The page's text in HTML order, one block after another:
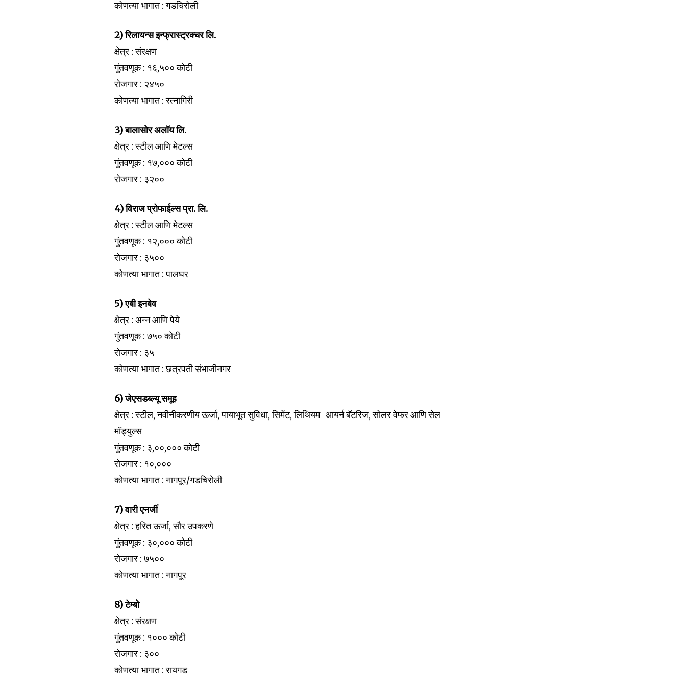
कोणत्या भागात : गडचिरोली
2) रिलायन्स इन्फ्रास्ट्रक्चर लि.
क्षेत्र : संरक्षण
गुंतवणूक : १६,५०० कोटी
रोजगार : २४५०
कोणत्या भागात : रत्नागिरी
3) बालासोर अलॉय लि.
क्षेत्र : स्टील आणि मेटल्स
गुंतवणूक : १७,००० कोटी
रोजगार : ३२००
4) विराज प्रोफाईल्स प्रा. लि.
क्षेत्र : स्टील आणि मेटल्स
गुंतवणूक : १२,००० कोटी
रोजगार : ३५००
कोणत्या भागात : पालघर
5) एबी इनबेव
क्षेत्र : अन्न आणि पेये
गुंतवणूक : ७५० कोटी
रोजगार : ३५
कोणत्या भागात : छत्रपती संभाजीनगर
6) जेएसडब्ल्यू समूह
क्षेत्र : स्टील, नवीनीकरणीय ऊर्जा, पायाभूत सुविधा, सिमेंट, लिथियम-आयर्न बॅटरिज, सोलर वेफर आणि सेल
मॉड्युल्स
गुंतवणूक : ३,००,००० कोटी
रोजगार : १०,०००
कोणत्या भागात : नागपूर/गडचिरोली
7) वारी एनर्जी
क्षेत्र : हरित ऊर्जा, सौर उपकरणे
गुंतवणूक : ३०,००० कोटी
रोजगार : ७५००
कोणत्या भागात : नागपूर
8) टेम्बो
क्षेत्र : संरक्षण
गुंतवणूक : १००० कोटी
रोजगार : ३००
कोणत्या भागात : रायगड